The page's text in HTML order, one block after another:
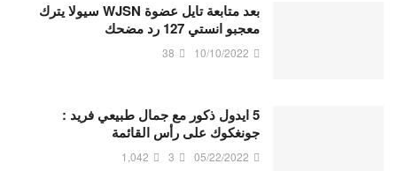
بعد متابعة تايل عضوة WJSN سيولا يترك
معجبو انستي 127 رد مضحك
10/10/2022
38
5 ايدول ذكور مع جمال طبيعي فريد :
جونغكوك على رأس القائمة
05/22/2022
3
1,042